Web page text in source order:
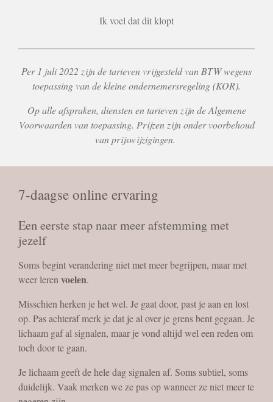
Ik voel dat dit klopt
Per 1 juli 2022 zijn de tarieven vrijgesteld van BTW wegens
toepassing van de kleine ondernemersregeling (KOR).
Op alle afspraken, diensten en tarieven zijn de Algemene
Voorwaarden van toepassing. Prijzen zijn onder voorbehoud
van prijswijzigingen.
7-daagse online ervaring
Een eerste stap naar meer afstemming met
jezelf
Soms begint verandering niet met meer begrijpen, maar met
weer leren voelen.
Misschien herken je het wel. Je gaat door, past je aan en lost
op. Pas achteraf merk je dat je al over je grens bent gegaan. Je
lichaam gaf al signalen, maar je vond altijd wel een reden om
toch door te gaan.
Je lichaam geeft de hele dag signalen af. Soms subtiel, soms
duidelijk. Vaak merken we ze pas op wanneer ze niet meer te